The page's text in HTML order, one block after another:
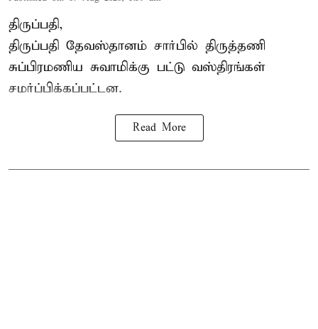
திருப்பதி,
திருப்பதி தேவஸ்தானம் சார்பில் திருத்தணி
சுப்பிரமணிய சுவாமிக்கு பட்டு வஸ்திரங்கள்
சமர்ப்பிக்கப்பட்டன.
Read More